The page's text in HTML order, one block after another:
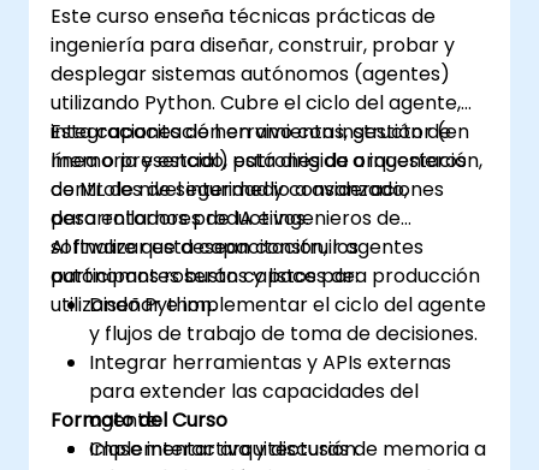
Este curso enseña técnicas prácticas de
ingeniería para diseñar, construir, probar y
desplegar sistemas autónomos (agentes)
utilizando Python. Cubre el ciclo del agente,
integraciones de herramientas, gestión de
memoria y estado, patrones de orquestación,
controles de seguridad y consideraciones
para entornos productivos.
Esta capacitación en vivo con instructor (en
línea o presencial) está dirigida a ingenieros
de ML de nivel intermedio a avanzado,
desarrolladores de IA e ingenieros de
software que desean construir agentes
autónomos robustos y listos para producción
utilizando Python.
Al finalizar esta capacitación, los
participantes serán capaces de:
Diseñar e implementar el ciclo del agente
y flujos de trabajo de toma de decisiones.
Integrar herramientas y APIs externas
para extender las capacidades del
agente.
Implementar arquitecturas de memoria a
Formato del Curso
Clase interactiva y discusión.